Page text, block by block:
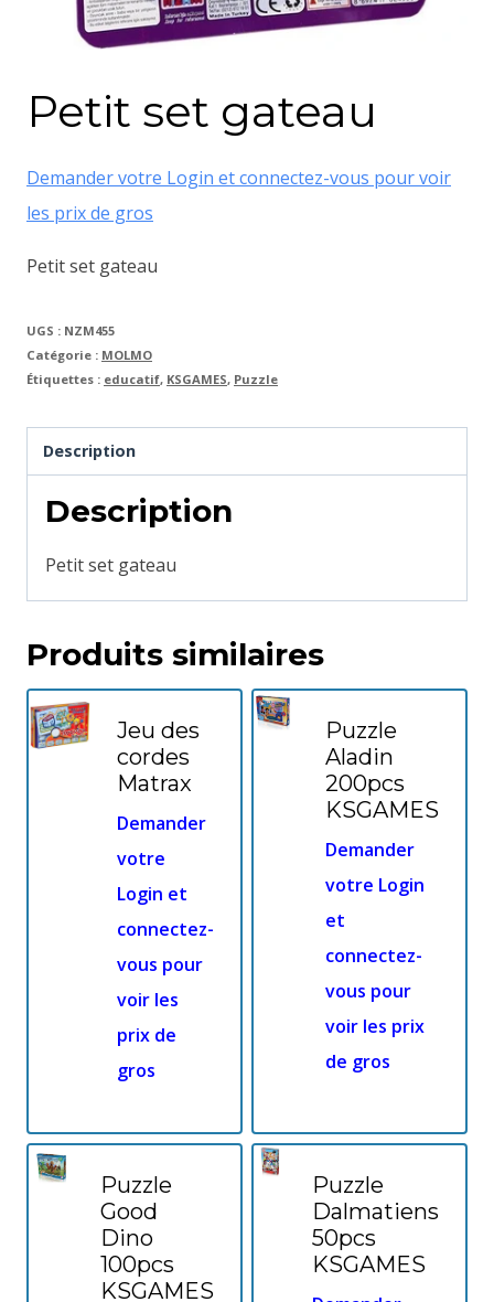
Petit set gateau
Demander votre Login et connectez-vous pour voir
les prix de gros
Petit set gateau
UGS : NZM455
Catégorie : MOLMO
Étiquettes : educatif, KSGAMES, Puzzle
Description
Description
Petit set gateau
Produits similaires
Jeu des
cordes
Matrax
Demander
votre
Login et
connectez-
vous pour
voir les
prix de
gros
Puzzle
Aladin
200pcs
KSGAMES
Demander
votre Login
et
connectez-
vous pour
voir les prix
de gros
Puzzle
Good
Dino
100pcs
KSGAMES
Puzzle
Dalmatiens
50pcs
KSGAMES